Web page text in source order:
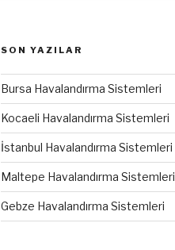
SON YAZILAR
Bursa Havalandırma Sistemleri
Kocaeli Havalandırma Sistemleri
İstanbul Havalandırma Sistemleri
Maltepe Havalandırma Sistemleri
Gebze Havalandırma Sistemleri